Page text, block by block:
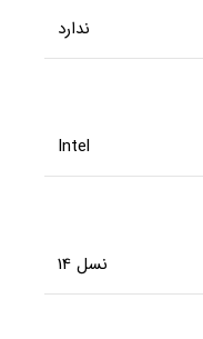
ندارد
Intel
نسل 14